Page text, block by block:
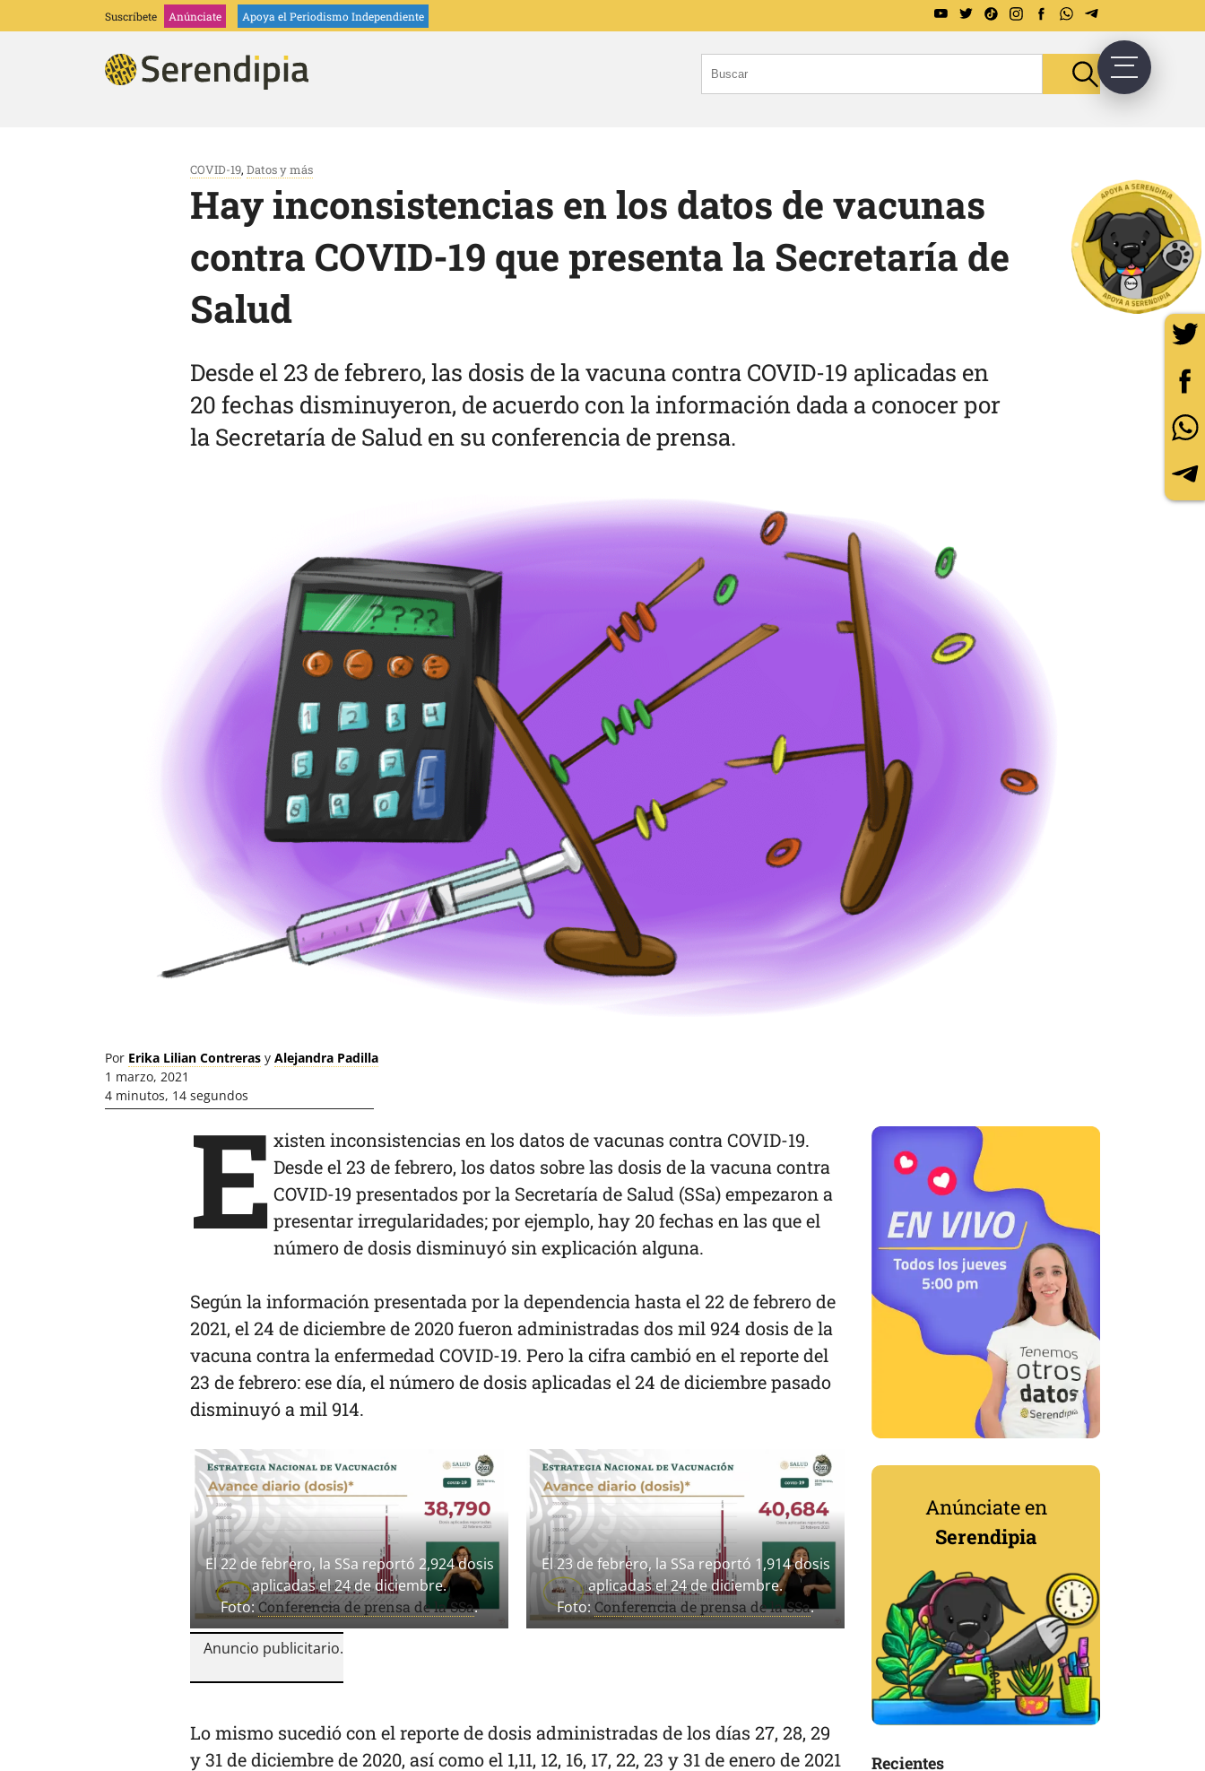
Suscríbete Anúnciate Apoya el Periodismo Independiente
COVID-19, Datos y más
Hay inconsistencias en los datos de vacunas
contra COVID-19 que presenta la Secretaría de
Salud
Desde el 23 de febrero, las dosis de la vacuna contra COVID-19 aplicadas en
20 fechas disminuyeron, de acuerdo con la información dada a conocer por
la Secretaría de Salud en su conferencia de prensa.
Por Erika Lilian Contreras y Alejandra Padilla
1 marzo, 2021
4 minutos, 14 segundos
E xisten inconsistencias en los datos de vacunas contra COVID-19.
Desde el 23 de febrero, los datos sobre las dosis de la vacuna contra
COVID-19 presentados por la Secretaría de Salud (SSa) empezaron a
presentar irregularidades; por ejemplo, hay 20 fechas en las que el
número de dosis disminuyó sin explicación alguna.
Según la información presentada por la dependencia hasta el 22 de febrero de
2021, el 24 de diciembre de 2020 fueron administradas dos mil 924 dosis de la
vacuna contra la enfermedad COVID-19. Pero la cifra cambió en el reporte del
23 de febrero: ese día, el número de dosis aplicadas el 24 de diciembre pasado
disminuyó a mil 914.
El 22 de febrero, la SSa reportó 2,924 dosis
aplicadas el 24 de diciembre.
Foto: Conferencia de prensa de la SSa.
El 23 de febrero, la SSa reportó 1,914 dosis
aplicadas el 24 de diciembre.
Foto: Conferencia de prensa de la SSa.
Lo mismo sucedió con el reporte de dosis administradas de los días 27, 28, 29
y 31 de diciembre de 2020, así como el 1,11, 12, 16, 17, 22, 23 y 31 de enero de 2021
Anúnciate en
Serendipia
Recientes